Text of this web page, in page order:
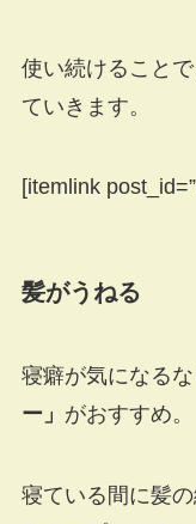
使い続けること
ていきます。
[itemlink
髪がうねる
寝癖が気になるな
ー」 がおすすめ。
寝ている間に髪